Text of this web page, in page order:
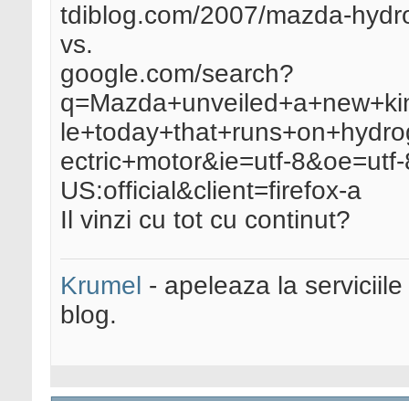
tdiblog.com/2007/mazda-
vs.
google.com/search?
ectric+motor&ie=utf-
US:official&client=firefox-a
Il vinzi cu tot cu continut?
Krumel - apeleaza la
blog.